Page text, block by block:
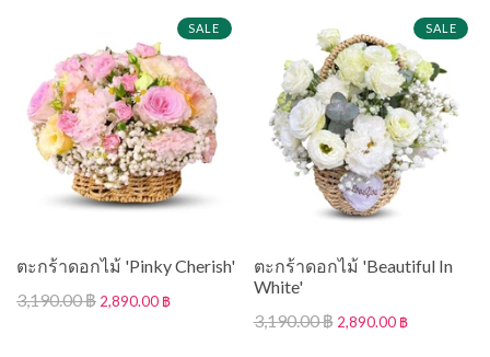
SALE
ตะกร้าดอกไม้ 'Pinky Cherish'
3,190.00 ฿ 2,890.00 ฿
SALE
ตะกร้าดอกไม้ 'Beautiful In
White'
3,190.00 ฿ 2,890.00 ฿